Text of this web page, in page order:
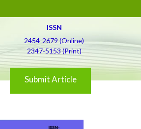
ISSN
2454-2679 (Online)
2347-5153 (Print)
Submit Article